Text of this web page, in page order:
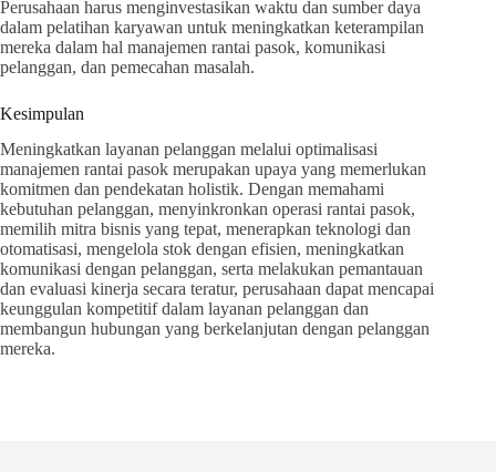
Perusahaan harus menginvestasikan waktu dan sumber daya
dalam pelatihan karyawan untuk meningkatkan keterampilan
mereka dalam hal manajemen rantai pasok, komunikasi
pelanggan, dan pemecahan masalah.
Kesimpulan
Meningkatkan layanan pelanggan melalui optimalisasi
manajemen rantai pasok merupakan upaya yang memerlukan
komitmen dan pendekatan holistik. Dengan memahami
kebutuhan pelanggan, menyinkronkan operasi rantai pasok,
memilih mitra bisnis yang tepat, menerapkan teknologi dan
otomatisasi, mengelola stok dengan efisien, meningkatkan
komunikasi dengan pelanggan, serta melakukan pemantauan
dan evaluasi kinerja secara teratur, perusahaan dapat mencapai
keunggulan kompetitif dalam layanan pelanggan dan
membangun hubungan yang berkelanjutan dengan pelanggan
mereka.